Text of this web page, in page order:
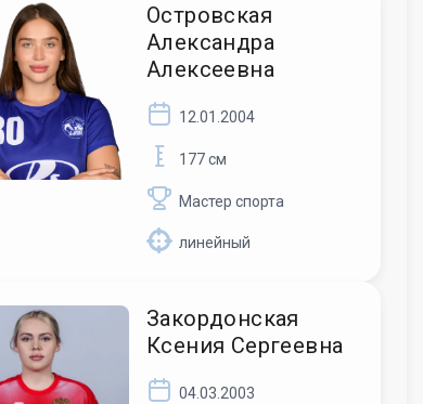
Островская
Александра
Алексеевна
12.01.2004
177 см
Мастер спорта
линейный
Закордонская
Ксения Сергеевна
04.03.2003